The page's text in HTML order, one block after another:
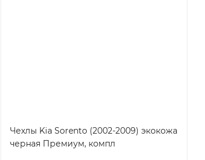
Чехлы Kia Sorento (2002-2009) экокожа
черная Премиум, компл